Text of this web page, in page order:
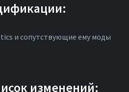
и сопутствующие ему моды
изменений: